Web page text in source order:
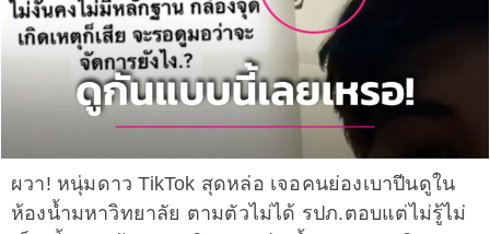
ผวา! หนุ่มดาว TikTok สุดหล่อ เจอคนย่องเบาปีนดูใน
ห้องน้ำมหาวิทยาลัย ตามตัวไม่ได้ รปภ.ตอบแต่ไม่รู้ไม่